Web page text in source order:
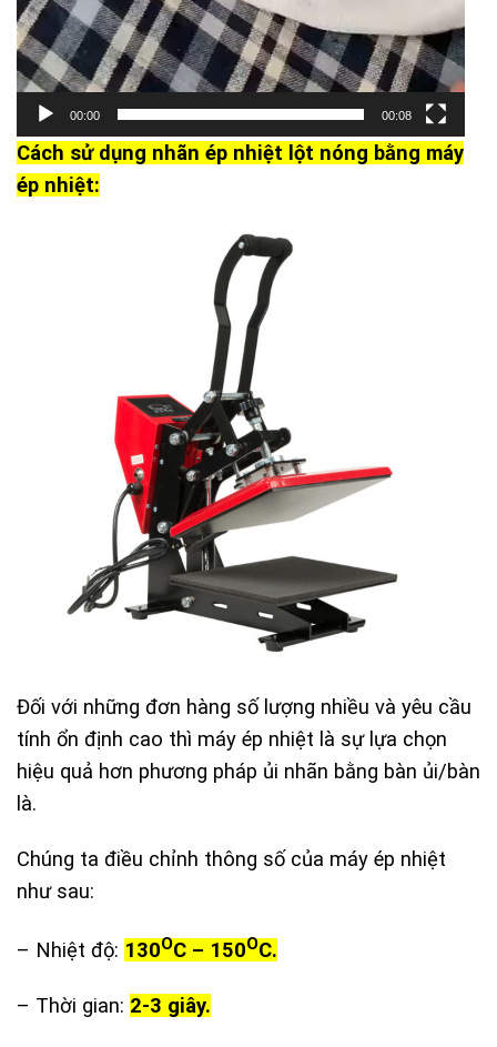
00:00 00:08
Cách sử dụng nhãn ép nhiệt lột nóng bằng máy
ép nhiệt:
Đối với những đơn hàng số lượng nhiều và yêu cầu
tính ổn định cao thì máy ép nhiệt là sự lựa chọn
hiệu quả hơn phương pháp ủi nhãn bằng bàn ủi/bàn
là.
Chúng ta điều chỉnh thông số của máy ép nhiệt
như sau:
– Nhiệt độ: 130OC – 150OC.
– Thời gian: 2-3 giây.